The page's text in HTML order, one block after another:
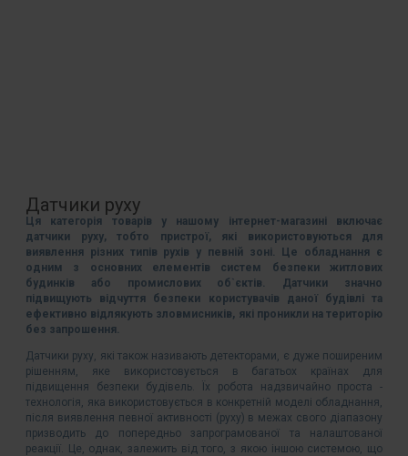
Датчики руху
Ця категорія товарів у нашому інтернет-магазині включає
датчики руху, тобто пристрої, які використовуються для
виявлення різних типів рухів у певній зоні. Це обладнання є
одним з основних елементів систем безпеки житлових
будинків або промислових об`єктів. Датчики значно
підвищують відчуття безпеки користувачів даної будівлі та
ефективно відлякують зловмисників, які проникли на територію
без запрошення.
Датчики руху, які також називають детекторами, є дуже поширеним
рішенням, яке використовується в багатьох країнах для
підвищення безпеки будівель. Їх робота надзвичайно проста -
технологія, яка використовується в конкретній моделі обладнання,
після виявлення певної активності (руху) в межах свого діапазону
призводить до попередньо запрограмованої та налаштованої
реакції. Це, однак, залежить від того, з якою іншою системою, що